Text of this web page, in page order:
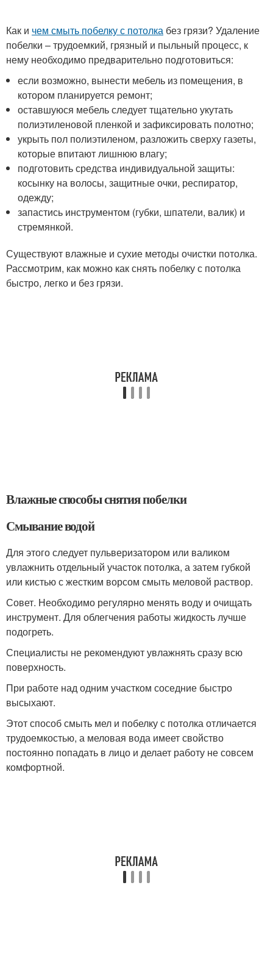
Как и чем смыть побелку с потолка без грязи? Удаление
побелки – трудоемкий, грязный и пыльный процесс, к
нему необходимо предварительно подготовиться:
если возможно, вынести мебель из помещения, в
котором планируется ремонт;
оставшуюся мебель следует тщательно укутать
полиэтиленовой пленкой и зафиксировать полотно;
укрыть пол полиэтиленом, разложить сверху газеты,
которые впитают лишнюю влагу;
подготовить средства индивидуальной защиты:
косынку на волосы, защитные очки, респиратор,
одежду;
запастись инструментом (губки, шпатели, валик) и
стремянкой.
Существуют влажные и сухие методы очистки потолка.
Рассмотрим, как можно как снять побелку с потолка
быстро, легко и без грязи.
Влажные способы снятия побелки
Смывание водой
Для этого следует пульверизатором или валиком
увлажнить отдельный участок потолка, а затем губкой
или кистью с жестким ворсом смыть меловой раствор.
Совет. Необходимо регулярно менять воду и очищать
инструмент. Для облегчения работы жидкость лучше
подогреть.
Специалисты не рекомендуют увлажнять сразу всю
поверхность.
При работе над одним участком соседние быстро
высыхают.
Этот способ смыть мел и побелку с потолка отличается
трудоемкостью, а меловая вода имеет свойство
постоянно попадать в лицо и делает работу не совсем
комфортной.